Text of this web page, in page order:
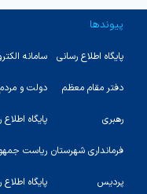
پیوندها
پایگاه اطلاع رسانی
دفتر مقام معظم
رهبری
فرمانداری شهرستان
پردیس
سامانه
دولت و مردم
پایگاه
ریاست
پایگاه